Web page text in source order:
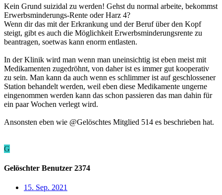
Kein Grund suizidal zu werden! Gehst du normal arbeite, bekommst
Erwerbsminderungs-Rente oder Harz 4?
Wenn dir das mit der Erkrankung und der Beruf über den Kopf
steigt, gibt es auch die Möglichkeit Erwerbsminderungsrente zu
beantragen, soetwas kann enorm entlasten.
In der Klinik wird man wenn man uneinsichtig ist eben meist mit
Medikamenten zugedröhnt, von daher ist es immer gut kooperativ
zu sein. Man kann da auch wenn es schlimmer ist auf geschlossener
Station behandelt werden, weil eben diese Medikamente ungerne
eingenommen werden kann das schon passieren das man dahin für
ein paar Wochen verlegt wird.
Ansonsten eben wie @Gelöschtes Mitglied 514 es beschrieben hat.
G
Gelöschter Benutzer 2374
15. Sep. 2021